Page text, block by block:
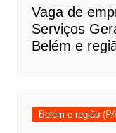
Vaga de
Serviços
Belém e
Belém e região